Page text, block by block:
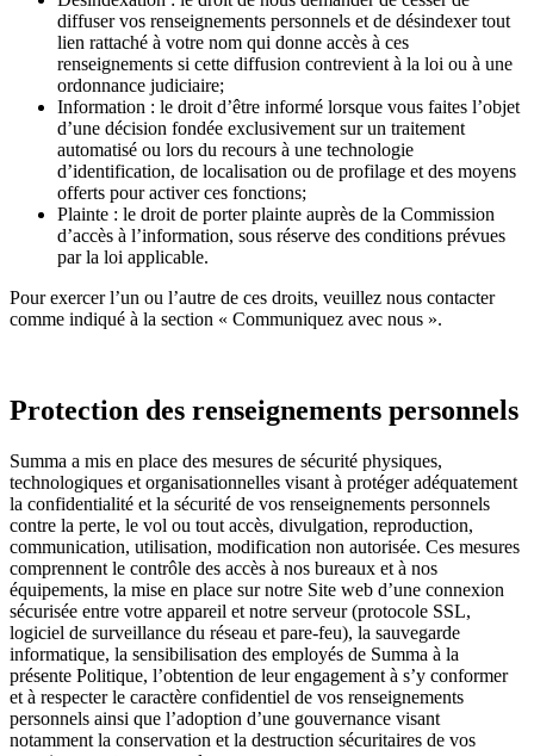
diffuser vos renseignements personnels et de désindexer tout
lien rattaché à votre nom qui donne accès à ces
renseignements si cette diffusion contrevient à la loi ou à une
ordonnance judiciaire;
Information : le droit d’être informé lorsque vous faites l’objet
d’une décision fondée exclusivement sur un traitement
automatisé ou lors du recours à une technologie
d’identification, de localisation ou de profilage et des moyens
offerts pour activer ces fonctions;
Plainte : le droit de porter plainte auprès de la Commission
d’accès à l’information, sous réserve des conditions prévues
par la loi applicable.
Pour exercer l’un ou l’autre de ces droits, veuillez nous contacter
comme indiqué à la section « Communiquez avec nous ».
Protection des renseignements personnels
Summa a mis en place des mesures de sécurité physiques,
technologiques et organisationnelles visant à protéger adéquatement
la confidentialité et la sécurité de vos renseignements personnels
contre la perte, le vol ou tout accès, divulgation, reproduction,
communication, utilisation, modification non autorisée. Ces mesures
comprennent le contrôle des accès à nos bureaux et à nos
équipements, la mise en place sur notre Site web d’une connexion
sécurisée entre votre appareil et notre serveur (protocole SSL,
logiciel de surveillance du réseau et pare-feu), la sauvegarde
informatique, la sensibilisation des employés de Summa à la
présente Politique, l’obtention de leur engagement à s’y conformer
et à respecter le caractère confidentiel de vos renseignements
personnels ainsi que l’adoption d’une gouvernance visant
notamment la conservation et la destruction sécuritaires de vos